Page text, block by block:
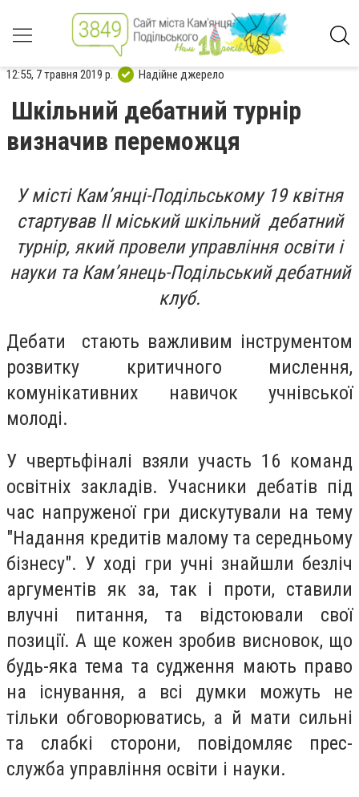
12:55, 7 травня 2019 р. Надійне джерело
Шкільний дебатний турнір
визначив переможця
У місті Кам’янці-Подільському 19 квітня
стартував ІІ міський шкільний дебатний
турнір, який провели управління освіти і
науки та Кам’янець-Подільський дебатний
клуб.
Дебати стають важливим інструментом
розвитку критичного мислення,
комунікативних навичок учнівської
молоді.
У чвертьфіналі взяли участь 16 команд
освітніх закладів. Учасники дебатів під
час напруженої гри дискутували на тему
"Надання кредитів малому та середньому
бізнесу". У ході гри учні знайшли безліч
аргументів як за, так і проти, ставили
влучні питання, та відстоювали свої
позиції. А ще кожен зробив висновок, що
будь-яка тема та судження мають право
на існування, а всі думки можуть не
тільки обговорюватись, а й мати сильні
та слабкі сторони, повідомляє прес-
служба управління освіти і науки.